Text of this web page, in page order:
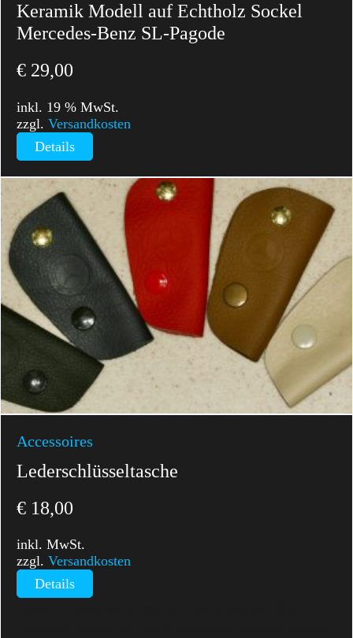
Keramik Modell auf Echtholz Sockel
Mercedes-Benz SL-Pagode
€ 29,00
inkl. 19 % MwSt.
zzgl.Versandkosten
Details
Accessoires
Lederschlüsseltasche
€ 18,00
inkl. MwSt.
zzgl.Versandkosten
Details